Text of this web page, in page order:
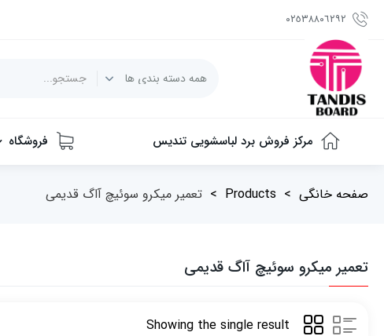
٠٢٥٣٨٨٠٦٢٩٢
مرکز فروش برد لباسشویی تندیس فروشگاه
صفحه خانگی >
Products
> تعمیر میکرو سوئیچ آاگ قدیمی
تعمیر میکرو سوئیچ آاگ قدیمی
Showing the single result